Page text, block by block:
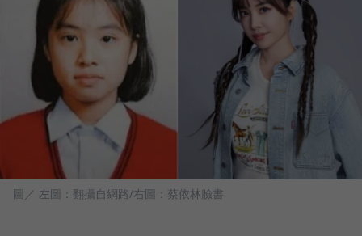
圖／ 左圖：翻攝自網路/右圖：蔡依林臉書